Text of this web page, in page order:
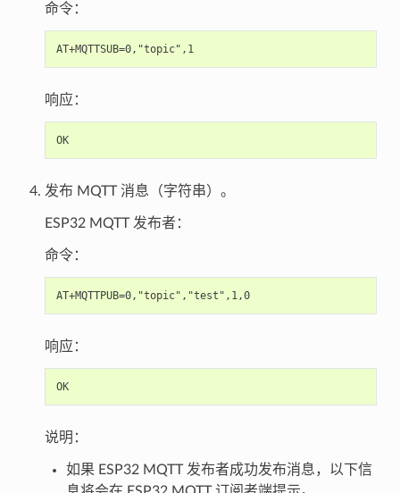
命令：
AT+MQTTSUB=0,"topic",1
响应：
OK
发布 MQTT 消息（字符串）。
ESP32 MQTT 发布者：
命令：
AT+MQTTPUB=0,"topic","test",1,0
响应：
OK
说明：
如果 ESP32 MQTT 发布者成功发布消息，以下信